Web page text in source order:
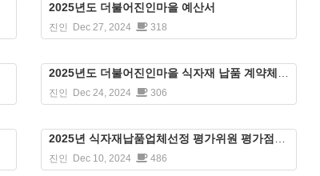
2025년도 더불어진인마을 예산서
진인 Dec 27, 2024 318
2025년도 더불어진인마을 식자재 납품 계약체결현황
진인 Dec 24, 2024 306
2025년 식자재납품업체선정 평가위원 평가점수표
진인 Dec 10, 2024 486